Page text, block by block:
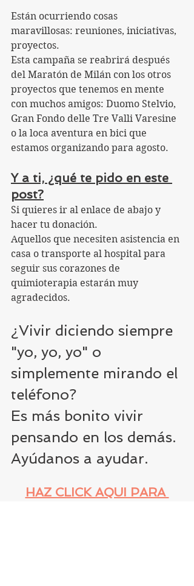
Están ocurriendo cosas
maravillosas: reuniones, iniciativas,
proyectos.
Esta campaña se reabrirá después
del Maratón de Milán con los otros
proyectos que tenemos en mente
con muchos amigos: Duomo Stelvio,
Gran Fondo delle Tre Valli Varesine
o la loca aventura en bici que
estamos organizando para agosto.
Y a ti, ¿qué te pido en este
post?
Si quieres ir al enlace de abajo y
hacer tu donación.
Aquellos que necesiten asistencia en
casa o transporte al hospital para
seguir sus corazones de
quimioterapia estarán muy
agradecidos.
¿Vivir diciendo siempre
"yo, yo, yo" o
simplemente mirando el
teléfono?
Es más bonito vivir
pensando en los demás.
Ayúdanos a ayudar.
HAZ CLICK AQUI PARA